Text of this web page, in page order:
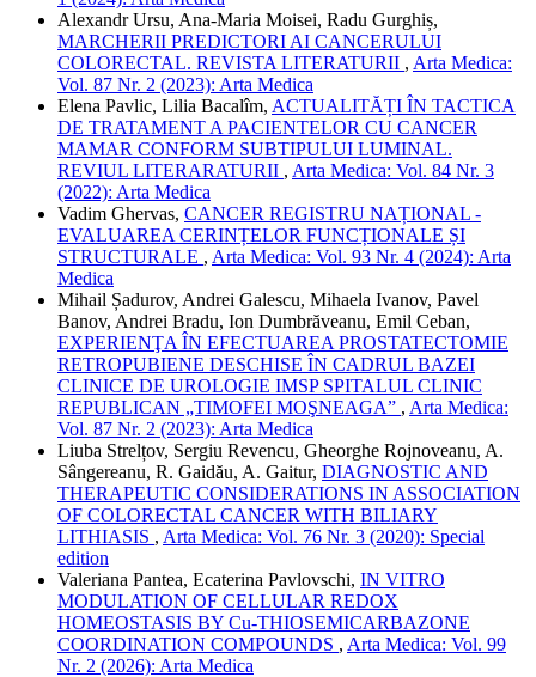
Alexandr Ursu, Ana-Maria Moisei, Radu Gurghiș,
MARCHERII PREDICTORI AI CANCERULUI
COLORECTAL. REVISTA LITERATURII , Arta Medica:
Vol. 87 Nr. 2 (2023): Arta Medica
Elena Pavlic, Lilia Bacalîm, ACTUALITĂȚI ÎN TACTICA
DE TRATAMENT A PACIENTELOR CU CANCER
MAMAR CONFORM SUBTIPULUI LUMINAL.
REVIUL LITERARATURII , Arta Medica: Vol. 84 Nr. 3
(2022): Arta Medica
Vadim Ghervas, CANCER REGISTRU NAȚIONAL -
EVALUAREA CERINȚELOR FUNCȚIONALE ȘI
STRUCTURALE , Arta Medica: Vol. 93 Nr. 4 (2024): Arta
Medica
Mihail Șadurov, Andrei Galescu, Mihaela Ivanov, Pavel
Banov, Andrei Bradu, Ion Dumbrăveanu, Emil Ceban,
EXPERIENŢA ÎN EFECTUAREA PROSTATECTOMIE
RETROPUBIENE DESCHISE ÎN CADRUL BAZEI
CLINICE DE UROLOGIE IMSP SPITALUL CLINIC
REPUBLICAN „TIMOFEI MOŞNEAGA” , Arta Medica:
Vol. 87 Nr. 2 (2023): Arta Medica
Liuba Strelțov, Sergiu Revencu, Gheorghe Rojnoveanu, A.
Sângereanu, R. Gaidău, A. Gaitur, DIAGNOSTIC AND
THERAPEUTIC CONSIDERATIONS IN ASSOCIATION
OF COLORECTAL CANCER WITH BILIARY
LITHIASIS , Arta Medica: Vol. 76 Nr. 3 (2020): Special
edition
Valeriana Pantea, Ecaterina Pavlovschi, IN VITRO
MODULATION OF CELLULAR REDOX
HOMEOSTASIS BY Cu-THIOSEMICARBAZONE
COORDINATION COMPOUNDS , Arta Medica: Vol. 99
Nr. 2 (2026): Arta Medica